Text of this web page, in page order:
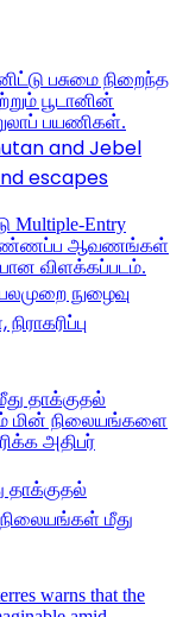
and Jebel
escapes
நுழைவு
மீது